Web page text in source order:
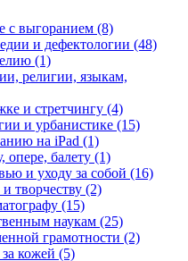
с выгоранием (8)
и дефектологии (48)
(1)
религии, языкам,
и стретчингу (4)
и урбанистике (15)
на iPad (1)
опере, балету (1)
и уходу за собой (16)
творчеству (2)
(15)
наукам (25)
грамотности (2)
кожей (5)